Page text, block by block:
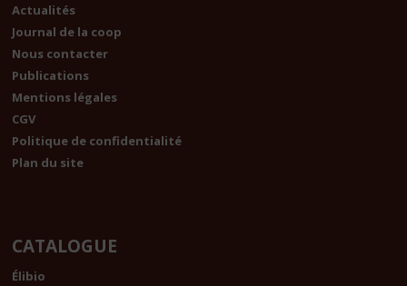
Actualités
Journal de la coop
Nous contacter
Publications
Mentions légales
CGV
Politique de confidentialité
Plan du site
CATALOGUE
Élibio